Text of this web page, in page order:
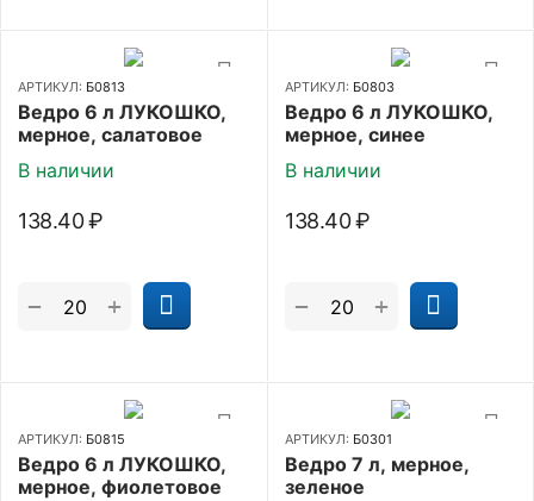
АРТИКУЛ: Б0813
Ведро 6 л ЛУКОШКО,
мерное, салатовое
В наличии
138.40₽
+
−
АРТИКУЛ: Б0803
Ведро 6 л ЛУКОШКО,
мерное, синее
В наличии
138.40₽
+
−
АРТИКУЛ: Б0815
Ведро 6 л ЛУКОШКО,
мерное, фиолетовое
АРТИКУЛ: Б0301
Ведро 7 л, мерное,
зеленое